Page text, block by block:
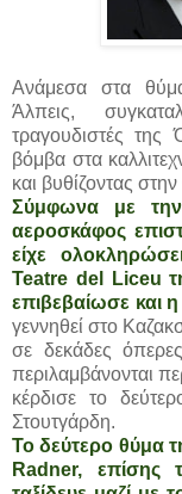
Ανάμεσα στα
Άλπεις,
τραγουδιστές
βόμβα στα
και βυθίζοντας
Σύμφωνα με
αεροσκάφος
είχε
Teatre del Liceu
επιβεβαίωσε και
γεννηθεί στο
σε δεκάδες
περιλαμβάνονται
κέρδισε το
Στουτγάρδη.
Το δεύτερο θύμα
Radner, επίσης